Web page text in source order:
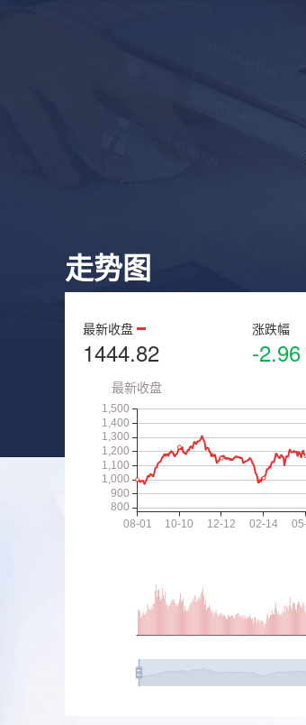
走势图
最新收盘
1444.82
涨跌幅
-